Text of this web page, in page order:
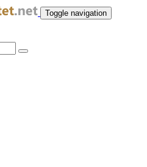
Toggle navigation